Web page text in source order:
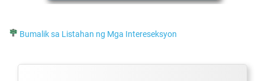
Bumalik sa Listahan ng Mga Intereseksyon